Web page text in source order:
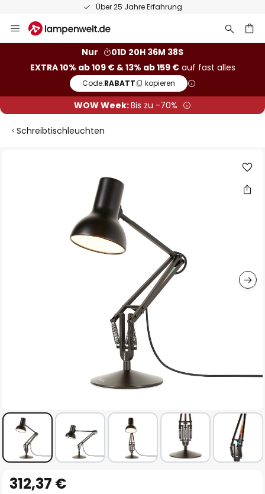
Über 25 Jahre Erfahrung
Inhalt
Nur
01D 20H 36M 37S
EXTRA 10% ab 109 € & 13% ab 159 €auf fast alles
Code:RABATT kopieren
WOW Week:Bis zu -70%
Schreibtischleuchten
Anfang
312,37 €